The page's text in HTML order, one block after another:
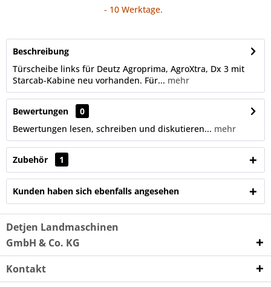
- 10 Werktage.
Beschreibung
Türscheibe links für Deutz Agroprima, AgroXtra, Dx 3 mit
Starcab-Kabine neu vorhanden. Für... mehr
Bewertungen
0
Bewertungen lesen, schreiben und diskutieren... mehr
Zubehör 1
Kunden haben sich ebenfalls angesehen
Detjen Landmaschinen
GmbH & Co. KG
Kontakt